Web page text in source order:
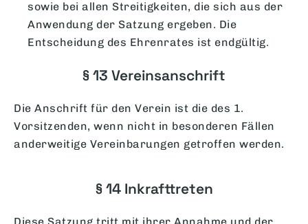
sowie bei allen Streitigkeiten, die sich aus der
Anwendung der Satzung ergeben. Die
Entscheidung des Ehrenrates ist endgültig.
§ 13 Vereinsanschrift
Die Anschrift für den Verein ist die des 1.
Vorsitzenden, wenn nicht in besonderen Fällen
anderweitige Vereinbarungen getroffen werden.
§ 14 Inkrafttreten